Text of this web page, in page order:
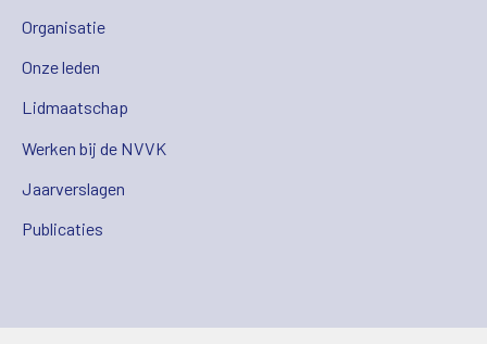
Organisatie
Onze leden
Lidmaatschap
Werken bij de NVVK
Jaarverslagen
Publicaties